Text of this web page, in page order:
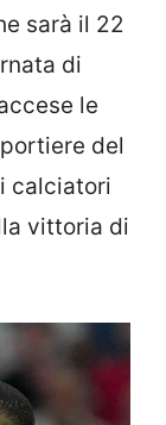
sarà il 22
di
le
del
calciatori
vittoria di